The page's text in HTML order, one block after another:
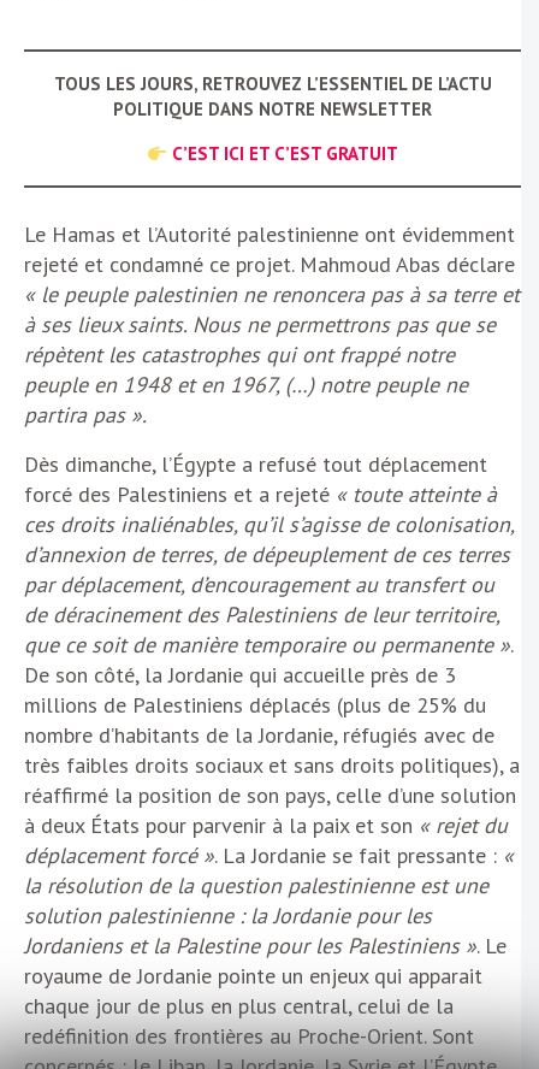
TOUS LES JOURS, RETROUVEZ L’ESSENTIEL DE L’ACTU
POLITIQUE DANS NOTRE NEWSLETTER
C’EST ICI ET C’EST GRATUIT
Le Hamas et l’Autorité palestinienne ont évidemment
rejeté et condamné ce projet. Mahmoud Abas déclare
« le peuple palestinien ne renoncera pas à sa terre et
à ses lieux saints. Nous ne permettrons pas que se
répètent les catastrophes qui ont frappé notre
peuple en 1948 et en 1967, (…) notre peuple ne
partira pas ».
Dès dimanche, l’Égypte a refusé tout déplacement
forcé des Palestiniens et a rejeté « toute atteinte à
ces droits inaliénables, qu’il s’agisse de colonisation,
d’annexion de terres, de dépeuplement de ces terres
par déplacement, d’encouragement au transfert ou
de déracinement des Palestiniens de leur territoire,
que ce soit de manière temporaire ou permanente ».
De son côté, la Jordanie qui accueille près de 3
millions de Palestiniens déplacés (plus de 25% du
nombre d’habitants de la Jordanie, réfugiés avec de
très faibles droits sociaux et sans droits politiques), a
réaffirmé la position de son pays, celle d’une solution
à deux États pour parvenir à la paix et son « rejet du
déplacement forcé ». La Jordanie se fait pressante : «
la résolution de la question palestinienne est une
solution palestinienne : la Jordanie pour les
Jordaniens et la Palestine pour les Palestiniens ». Le
royaume de Jordanie pointe un enjeux qui apparait
chaque jour de plus en plus central, celui de la
redéfinition des frontières au Proche-Orient. Sont